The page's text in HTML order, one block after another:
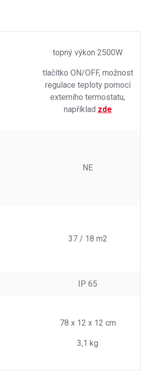
topný výkon 2500W
tlačítko ON/OFF, možnost
regulace teploty pomocí
externího termostatu,
například zde
NE
37 / 18 m2
IP 65
78 x 12 x 12 cm
3,1 kg